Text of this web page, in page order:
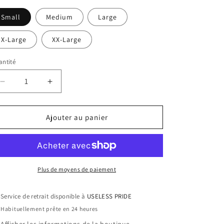
Small Medium Large
X-Large XX-Large
Réduire
la
quantité
PERTURBATOR
T-
Augmenter
la
quantité
de
PERTURBATOR
&quot;Lustifer&quot;
Black
T-
Shirt
Ajouter au panier
Plus de moyens de paiement
Service de retrait disponible à USELESS PRIDE
Habituellement prête en 24 heures